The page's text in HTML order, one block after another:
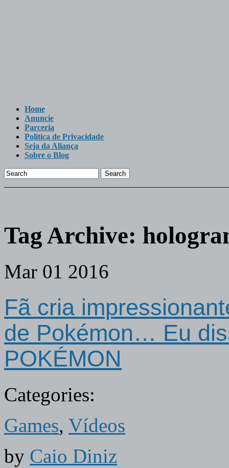
Home
Anuncie
Parceria
Politica de Privacidade
Seja da Aliança
Sobre o Blog
Search
Tag Archive:
Mar 01 2016
Fã cria
de Pokémon… Eu
POKÉMON
Categories:
Games, Vídeos
by Caio Diniz